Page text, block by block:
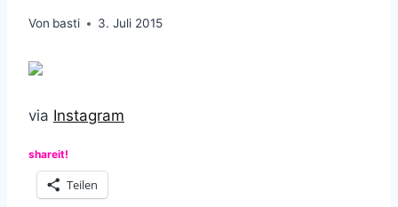
Von basti 3. Juli 2015
via Instagram
shareit!
Teilen